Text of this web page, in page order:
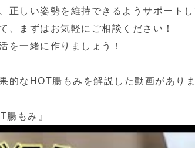
正しい姿勢を維持できるようサポートし
、まずはお気軽にご相談ください！
を一緒に作りましょう！
的なHOT腸もみを解説した動画がありま
もみ』